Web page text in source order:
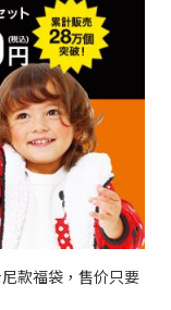
款福袋，售价只要